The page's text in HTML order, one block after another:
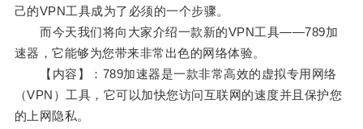
己的VPN工具成为了必须的一个步骤。
而今天我们将向大家介绍一款新的VPN工具——789加
速器，它能够为您带来非常出色的网络体验。
【内容】：789加速器是一款非常高效的虚拟专用网络
（VPN）工具，它可以加快您访问互联网的速度并且保护您
的上网隐私。